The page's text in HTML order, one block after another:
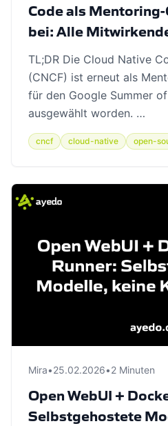
Code als
bei: Alle
TL;DR Die Cloud Native
(CNCF) ist erneut als
für den Google Summer
ausgewählt worden. …
cncf cloud-native open-
Mira•25.02.2026•2 Minuten
Open WebUI +
Selbstgehostete